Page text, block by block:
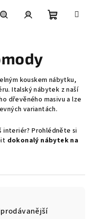
kouskem nábytku,
Italský nábytek z naší
dřevěného masivu a lze
variantách.
interiér? Prohlédněte si
dokonalý nábytek na